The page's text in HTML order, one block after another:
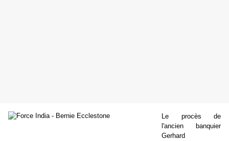
Le procès de
l'ancien banquier
Gerhard